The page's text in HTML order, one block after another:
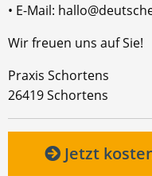
• E-Mail:
Wir freuen uns auf Sie!
Praxis Schortens
26419 Schortens
Jetzt